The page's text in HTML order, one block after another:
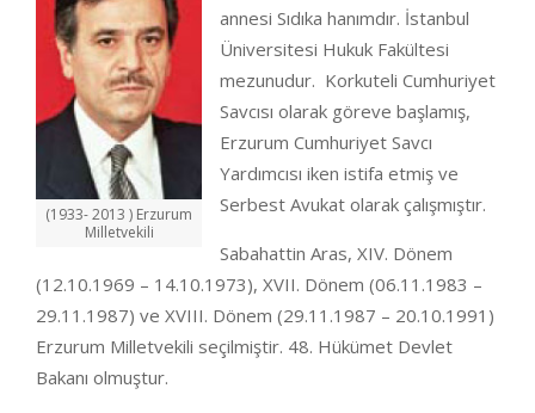
(1933- 2013 ) Erzurum
Milletvekili
annesi Sıdıka hanımdır. İstanbul
Üniversitesi Hukuk Fakültesi
mezunudur. Korkuteli Cumhuriyet
Savcısı olarak göreve başlamış,
Erzurum Cumhuriyet Savcı
Yardımcısı iken istifa etmiş ve
Serbest Avukat olarak çalışmıştır.
Sabahattin Aras, XIV. Dönem
(12.10.1969 – 14.10.1973), XVII. Dönem (06.11.1983 –
29.11.1987) ve XVIII. Dönem (29.11.1987 – 20.10.1991)
Erzurum Milletvekili seçilmiştir. 48. Hükümet Devlet
Bakanı olmuştur.